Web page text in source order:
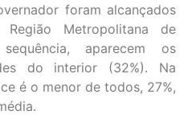
foram alcançados
Metropolitana de
aparecem os
do interior (32%). Na
é o menor de todos, 27%,